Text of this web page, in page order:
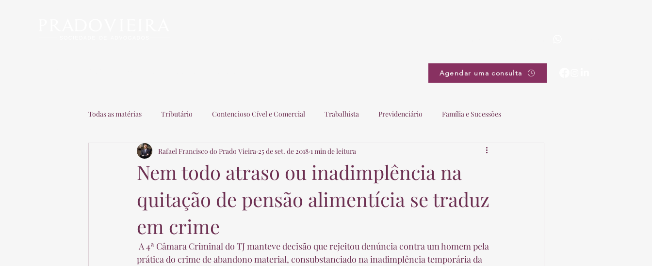
Agendar uma consulta
Todas as matérias Tributário Contencioso Cível e Comercial Trabalhista Previdenciário Família e Sucessões
Recuperação de Empresas Advogados Eleitoral Imobiliário
Nem todo atraso ou inadimplência na
quitação de pensão alimentícia se traduz
em crime
Rafael Francisco do Prado Vieira 25 de set. de 2018 1 min de leitura
prática do crime de abandono material, consubstanciado na inadimplência temporária da